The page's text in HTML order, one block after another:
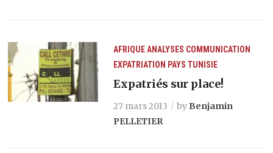
AFRIQUEANALYSES COMMUNICATION
EXPATRIATION PAYS TUNISIE
Expatriés sur place!
27 mars 2013 by Benjamin
PELLETIER